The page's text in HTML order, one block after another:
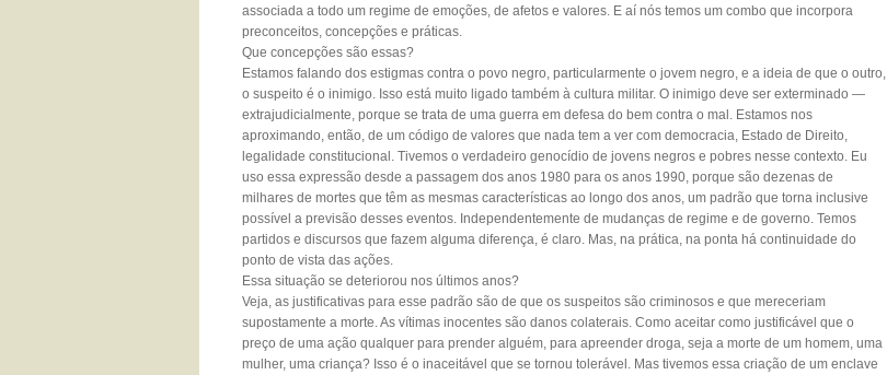
associada a todo um regime de emoções, de afetos e valores. E aí nós temos um combo que incorpora
preconceitos, concepções e práticas.
Que concepções são essas?
Estamos falando dos estigmas contra o povo negro, particularmente o jovem negro, e a ideia de que o outro,
o suspeito é o inimigo. Isso está muito ligado também à cultura militar. O inimigo deve ser exterminado —
extrajudicialmente, porque se trata de uma guerra em defesa do bem contra o mal. Estamos nos
aproximando, então, de um código de valores que nada tem a ver com democracia, Estado de Direito,
legalidade constitucional. Tivemos o verdadeiro genocídio de jovens negros e pobres nesse contexto. Eu
uso essa expressão desde a passagem dos anos 1980 para os anos 1990, porque são dezenas de
milhares de mortes que têm as mesmas características ao longo dos anos, um padrão que torna inclusive
possível a previsão desses eventos. Independentemente de mudanças de regime e de governo. Temos
partidos e discursos que fazem alguma diferença, é claro. Mas, na prática, na ponta há continuidade do
ponto de vista das ações.
Essa situação se deteriorou nos últimos anos?
Veja, as justificativas para esse padrão são de que os suspeitos são criminosos e que mereceriam
supostamente a morte. As vítimas inocentes são danos colaterais. Como aceitar como justificável que o
preço de uma ação qualquer para prender alguém, para apreender droga, seja a morte de um homem, uma
mulher, uma criança? Isso é o inaceitável que se tornou tolerável. Mas tivemos essa criação de um enclave